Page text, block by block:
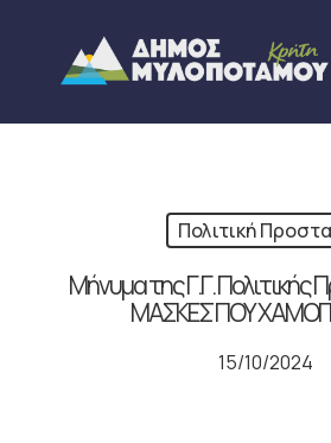
content
Πολιτική
Μήνυμα της Γ.Γ. Πολιτικής
ΜΑΣΚΕΣ ΠΟΥ
15/10/2024